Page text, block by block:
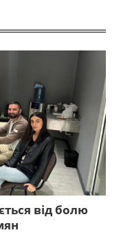
від болю